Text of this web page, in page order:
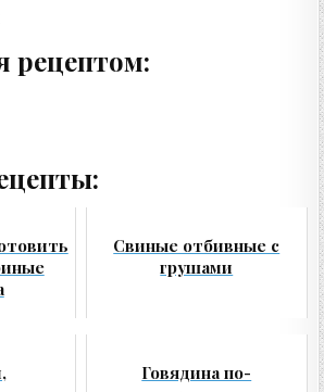
рецептом:
Свиные отбивные с
грушами
Говядина по-